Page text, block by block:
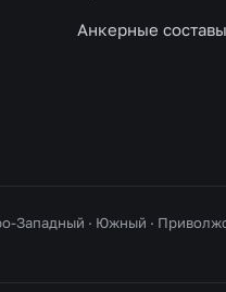
Анкерные составы
Западный · Южный ·